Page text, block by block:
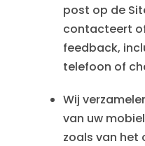
post op de
contacteert
feedback,
telefoon of
Wij
van uw
zoals van het